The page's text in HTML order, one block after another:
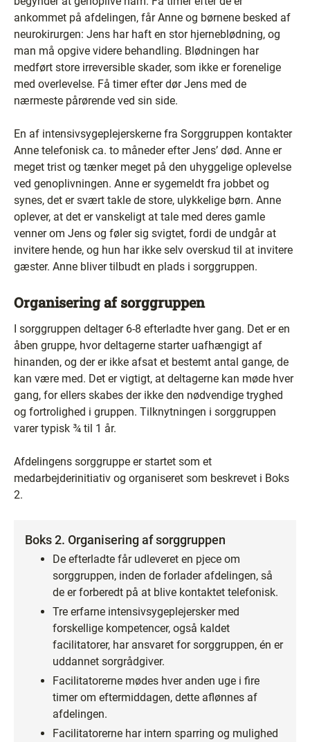
ankommet på afdelingen, får Anne og børnene besked af
neurokirurgen: Jens har haft en stor hjerneblødning, og
man må opgive videre behandling. Blødningen har
medført store irreversible skader, som ikke er forenelige
med overlevelse. Få timer efter dør Jens med de
nærmeste pårørende ved sin side.
En af intensivsygeplejerskerne fra Sorggruppen kontakter
Anne telefonisk ca. to måneder efter Jens’ død. Anne er
meget trist og tænker meget på den uhyggelige oplevelse
ved genoplivningen. Anne er sygemeldt fra jobbet og
synes, det er svært takle de store, ulykkelige børn. Anne
oplever, at det er vanskeligt at tale med deres gamle
venner om Jens og føler sig svigtet, fordi de undgår at
invitere hende, og hun har ikke selv overskud til at invitere
gæster. Anne bliver tilbudt en plads i sorggruppen.
Organisering af sorggruppen
I sorggruppen deltager 6-8 efterladte hver gang. Det er en
åben gruppe, hvor deltagerne starter uafhængigt af
hinanden, og der er ikke afsat et bestemt antal gange, de
kan være med. Det er vigtigt, at deltagerne kan møde hver
gang, for ellers skabes der ikke den nødvendige tryghed
og fortrolighed i gruppen. Tilknytningen i sorggruppen
varer typisk ¾ til 1 år.
Afdelingens sorggruppe er startet som et
medarbejderinitiativ og organiseret som beskrevet i Boks
2.
Boks 2. Organisering af sorggruppen
De efterladte får udleveret en pjece om
sorggruppen, inden de forlader afdelingen, så
de er forberedt på at blive kontaktet telefonisk.
Tre erfarne intensivsygeplejersker med
forskellige kompetencer, også kaldet
facilitatorer, har ansvaret for sorggruppen, én er
uddannet sorgrådgiver.
Facilitatorerne mødes hver anden uge i fire
timer om eftermiddagen, dette aflønnes af
afdelingen.
Facilitatorerne har intern sparring og mulighed